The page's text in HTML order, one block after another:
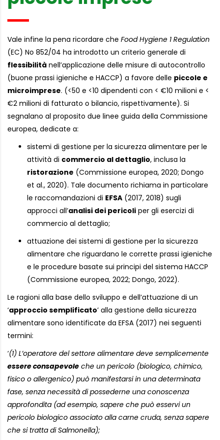
Vale infine la pena ricordare che Food Hygiene 1 Regulation
(EC) No 852/04 ha introdotto un criterio generale di
flessibilità nell’applicazione delle misure di autocontrollo
(buone prassi igieniche e HACCP) a favore delle piccole e
microimprese. (<50 e <10 dipendenti con < €10 milioni e <
€2 milioni di fatturato o bilancio, rispettivamente). Si
segnalano al proposito due linee guida della Commissione
europea, dedicate a:
sistemi di gestione per la sicurezza alimentare per le
attività di commercio al dettaglio, inclusa la
ristorazione (Commissione europea, 2020; Dongo
et al., 2020). Tale documento richiama in particolare
le raccomandazioni di EFSA (2017, 2018) sugli
approcci all’analisi dei pericoli per gli esercizi di
commercio al dettaglio;
attuazione dei sistemi di gestione per la sicurezza
alimentare che riguardano le corrette prassi igieniche
e le procedure basate sui principi del sistema HACCP
(Commissione europea, 2022; Dongo, 2022).
Le ragioni alla base dello sviluppo e dell’attuazione di un
‘approccio semplificato’ alla gestione della sicurezza
alimentare sono identificate da EFSA (2017) nei seguenti
termini:
‘(1) L’operatore del settore alimentare deve semplicemente
essere consapevole che un pericolo (biologico, chimico,
fisico o allergenico) può manifestarsi in una determinata
fase, senza necessità di possederne una conoscenza
approfondita (ad esempio, sapere che può esservi un
pericolo biologico associato alla carne cruda, senza sapere
che si tratta di Salmonella);